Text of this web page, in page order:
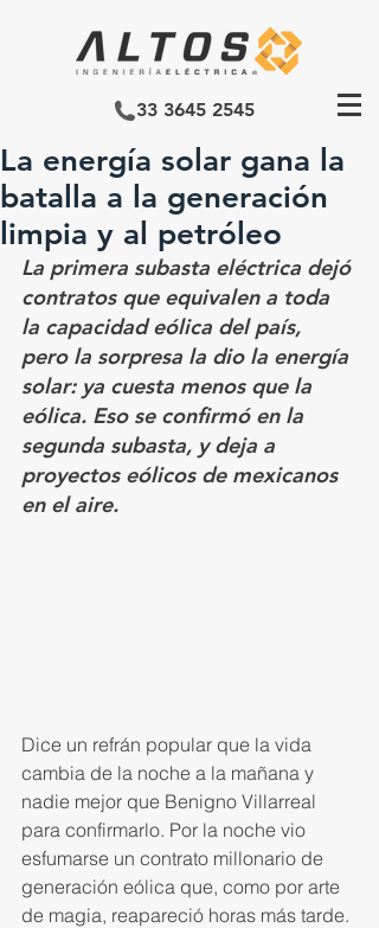
33 3645 2545
La energía solar gana la
batalla a la generación
limpia y al petróleo
La primera subasta eléctrica dejó
contratos que equivalen a toda
la capacidad eólica del país,
pero la sorpresa la dio la energía
solar: ya cuesta menos que la
eólica. Eso se confirmó en la
segunda subasta, y deja a
proyectos eólicos de mexicanos
en el aire.
Dice un re­frán popular que la vida
cambia de la noche a la mañana y
nadie mejor que Benigno Villarreal
para confirmar­lo. Por la noche vio
esfumarse un contrato millonario de
generación eólica que, como por arte
de magia, reapareció horas más tarde.